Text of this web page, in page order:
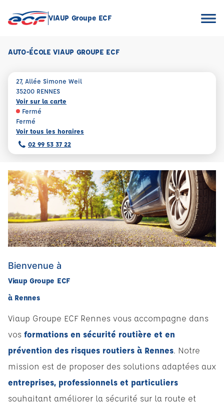
VIAUP Groupe ECF
AUTO-ÉCOLE VIAUP GROUPE ECF
27, Allée Simone Weil
35200 RENNES
Voir sur la carte
Fermé
Fermé
Voir tous les horaires
02 99 53 37 22
Bienvenue à
Viaup Groupe ECF
à Rennes
Viaup Groupe ECF Rennes vous accompagne dans
vos formations en sécurité routière et en
prévention des risques routiers à Rennes. Notre
mission est de proposer des solutions adaptées aux
entreprises, professionnels et particuliers
souhaitant améliorer la sécurité sur la route et